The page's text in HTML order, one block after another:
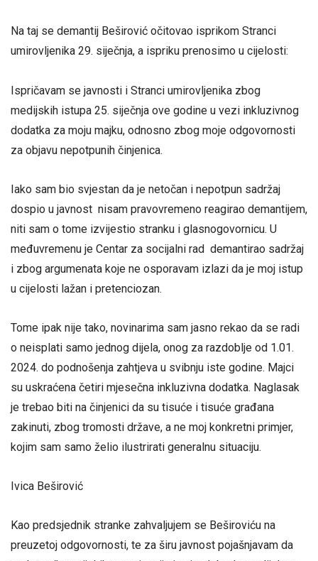
Na taj se demantij Beširović očitovao isprikom Stranci
umirovljenika 29. siječnja, a ispriku prenosimo u cijelosti:
Ispričavam se javnosti i Stranci umirovljenika zbog
medijskih istupa 25. siječnja ove godine u vezi inkluzivnog
dodatka za moju majku, odnosno zbog moje odgovornosti
za objavu nepotpunih činjenica.
Iako sam bio svjestan da je netočan i nepotpun sadržaj
dospio u javnost nisam pravovremeno reagirao demantijem,
niti sam o tome izvijestio stranku i glasnogovornicu. U
međuvremenu je Centar za socijalni rad demantirao sadržaj
i zbog argumenata koje ne osporavam izlazi da je moj istup
u cijelosti lažan i pretenciozan.
Tome ipak nije tako, novinarima sam jasno rekao da se radi
o neisplati samo jednog dijela, onog za razdoblje od 1.01.
2024. do podnošenja zahtjeva u svibnju iste godine. Majci
su uskraćena četiri mjesečna inkluzivna dodatka. Naglasak
je trebao biti na činjenici da su tisuće i tisuće građana
zakinuti, zbog tromosti države, a ne moj konkretni primjer,
kojim sam samo želio ilustrirati generalnu situaciju.
Ivica Beširović
Kao predsjednik stranke zahvaljujem se Beširoviću na
preuzetoj odgovornosti, te za širu javnost pojašnjavam da